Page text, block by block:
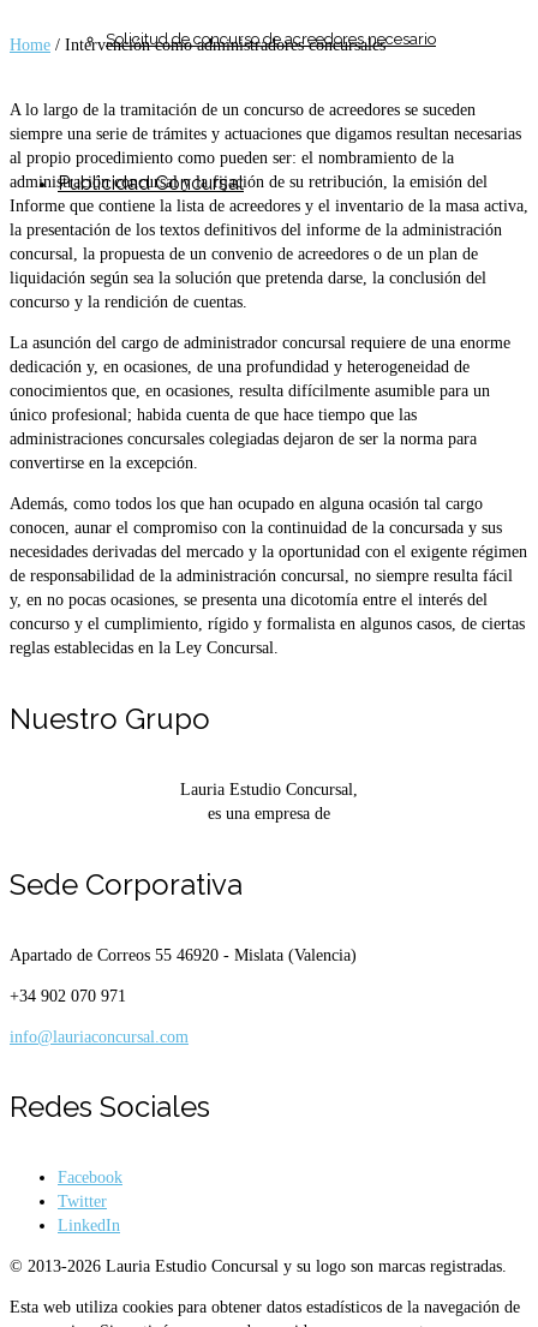
Solicitud de concurso de acreedores necesario
Publicidad Concursal
Home / Intervención como administradores concursales
A lo largo de la tramitación de un concurso de acreedores se suceden
siempre una serie de trámites y actuaciones que digamos resultan necesarias
al propio procedimiento como pueden ser: el nombramiento de la
administración concursal y la fijación de su retribución, la emisión del
Informe que contiene la lista de acreedores y el inventario de la masa activa,
la presentación de los textos definitivos del informe de la administración
concursal, la propuesta de un convenio de acreedores o de un plan de
liquidación según sea la solución que pretenda darse, la conclusión del
concurso y la rendición de cuentas.
La asunción del cargo de administrador concursal requiere de una enorme
dedicación y, en ocasiones, de una profundidad y heterogeneidad de
conocimientos que, en ocasiones, resulta difícilmente asumible para un
único profesional; habida cuenta de que hace tiempo que las
administraciones concursales colegiadas dejaron de ser la norma para
convertirse en la excepción.
Además, como todos los que han ocupado en alguna ocasión tal cargo
conocen, aunar el compromiso con la continuidad de la concursada y sus
necesidades derivadas del mercado y la oportunidad con el exigente régimen
de responsabilidad de la administración concursal, no siempre resulta fácil
y, en no pocas ocasiones, se presenta una dicotomía entre el interés del
concurso y el cumplimiento, rígido y formalista en algunos casos, de ciertas
reglas establecidas en la Ley Concursal.
Nuestro Grupo
Lauria Estudio Concursal,
es una empresa de
Sede Corporativa
Apartado de Correos 55 46920 - Mislata (Valencia)
+34 902 070 971
info@lauriaconcursal.com
Redes Sociales
Facebook
Twitter
LinkedIn
© 2013-2026 Lauria Estudio Concursal y su logo son marcas registradas.
Esta web utiliza cookies para obtener datos estadísticos de la navegación de